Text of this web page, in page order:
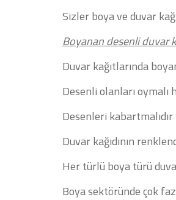
Sizler boya ve duvar
Boyanan desenli duvar
Duvar kağıtlarında
Desenli olanları oymalı
Desenleri kabartmalıdır
Duvar kağıdının
Her türlü boya türü
Boya sektöründe çok